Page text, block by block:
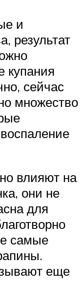
и
результат
купания
сейчас
множество
влияют на
они не
для
самые
еще